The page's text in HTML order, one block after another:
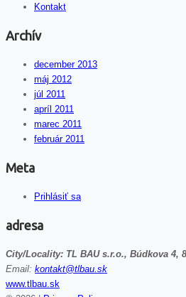
Kontakt
Archív
december 2013
máj 2012
júl 2011
apríl 2011
marec 2011
február 2011
Meta
Prihlásiť sa
adresa
City/Locality: TL BAU s.r.o., Búdkova 4,
Email: kontakt@tlbau.sk
www.tlbau.sk